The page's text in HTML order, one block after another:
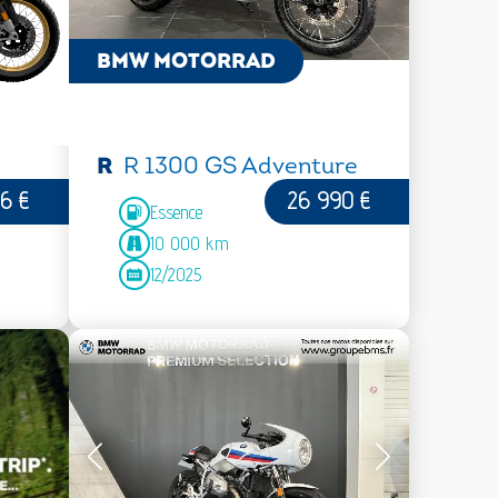
€
BMW MOTORRAD
R R 1300 GS Adventure
Essence
10 000 km
12/2025
26 990 €